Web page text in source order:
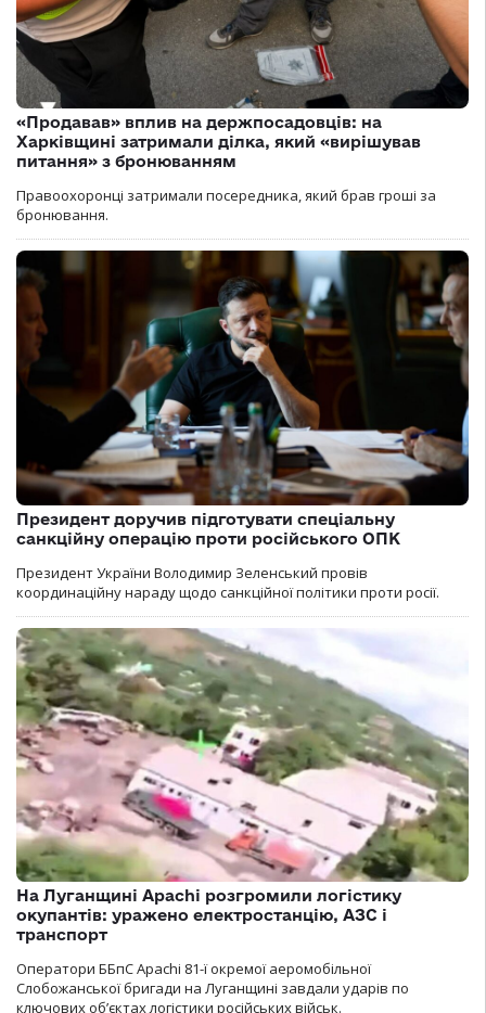
«Продавав» вплив на держпосадовців: на
Харківщині затримали ділка, який «вирішував
питання» з бронюванням
Правоохоронці затримали посередника, який брав гроші за
бронювання.
Президент доручив підготувати спеціальну
санкційну операцію проти російського ОПК
Президент України Володимир Зеленський провів
координаційну нараду щодо санкційної політики проти росії.
На Луганщині Apachi розгромили логістику
окупантів: уражено електростанцію, АЗС і
транспорт
Оператори ББпС Apachi 81-ї окремої аеромобільної
Слобожанської бригади на Луганщині завдали ударів по
ключових об’єктах логістики російських військ.